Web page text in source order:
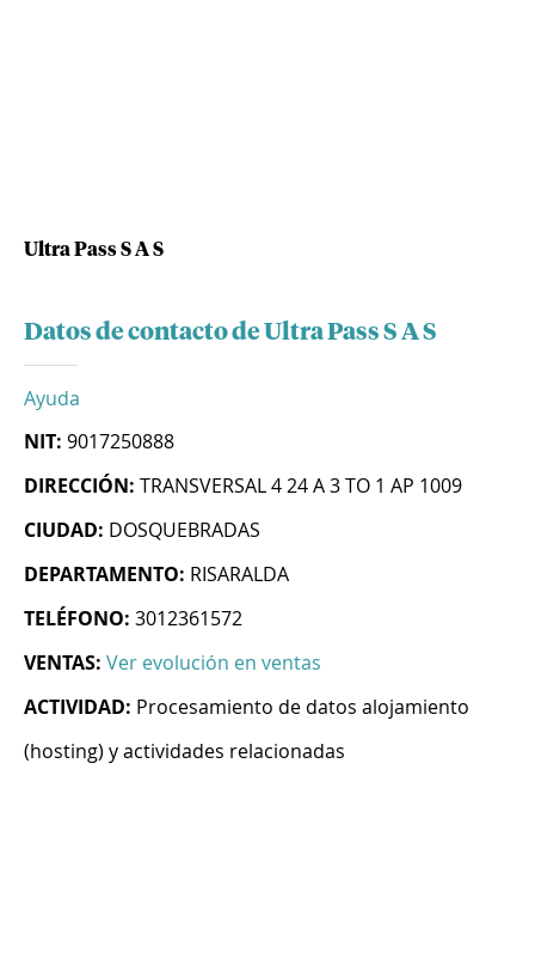
Ultra Pass S A S
Datos de contacto de Ultra Pass S A S
Ayuda
NIT: 9017250888
DIRECCIÓN: TRANSVERSAL 4 24 A 3 TO 1 AP 1009
CIUDAD: DOSQUEBRADAS
DEPARTAMENTO: RISARALDA
TELÉFONO: 3012361572
VENTAS: Ver evolución en ventas
ACTIVIDAD: Procesamiento de datos alojamiento
(hosting) y actividades relacionadas